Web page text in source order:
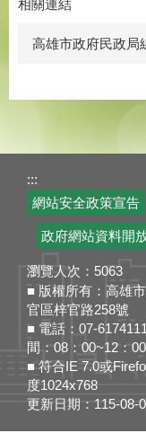
相關連結
高雄市政府民政局
:::
網站安全政策宣告
政府網站資料開
瀏覽人次： 5063
■ 版權所有：高雄
官區梓官路258號
■ 電話：07-
間：08：00~12：
■ 符合IE 7.0或
度1024x768
更新日期： 115-08-